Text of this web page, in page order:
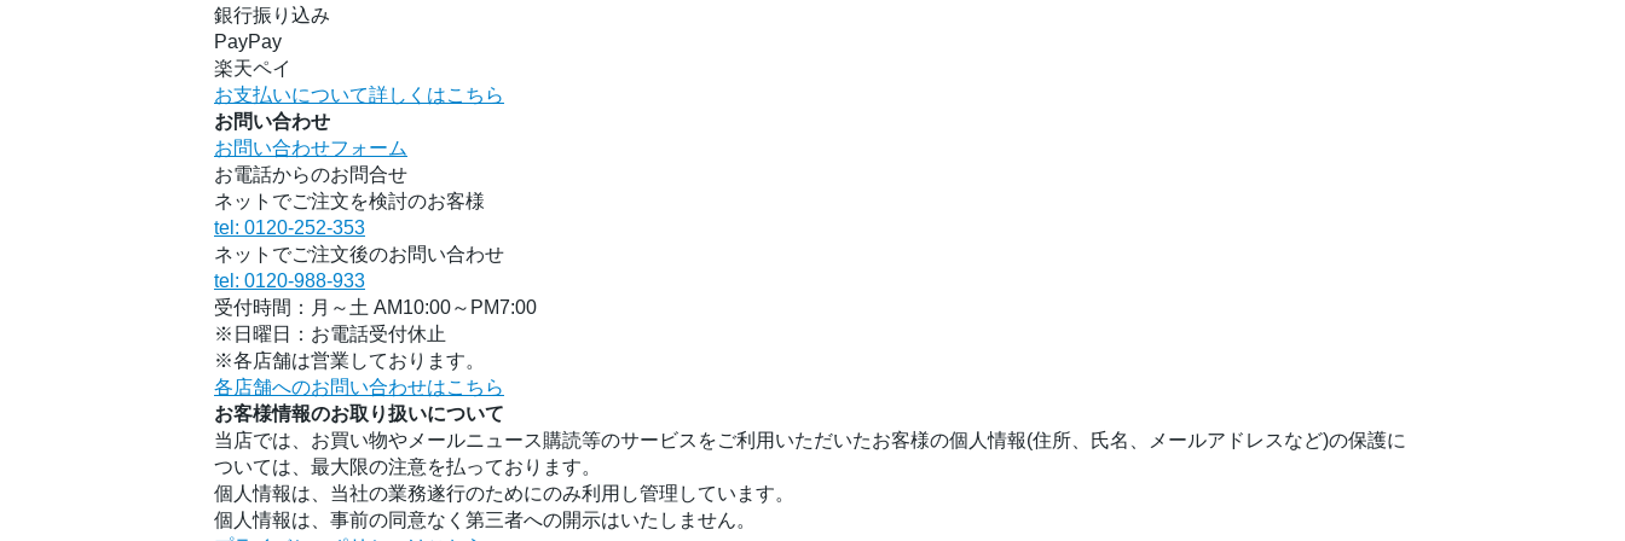
銀行振り込み
PayPay
楽天ペイ
お支払いについて詳しくはこちら
お問い合わせ
お問い合わせフォーム
お電話からのお問合せ
ネットでご注文を検討のお客様
tel: 0120-252-353
ネットでご注文後のお問い合わせ
tel: 0120-988-933
受付時間：月～土 AM10:00～PM7:00
※日曜日：お電話受付休止
※各店舗は営業しております。
各店舗へのお問い合わせはこちら
お客様情報のお取り扱いについて
当店では、お買い物やメールニュース購読等のサービスをご利用いただいたお客様の個人情報(住所、氏名、メールアドレスなど)の保護に
ついては、最大限の注意を払っております。
個人情報は、当社の業務遂行のためにのみ利用し管理しています。
個人情報は、事前の同意なく第三者への開示はいたしません。